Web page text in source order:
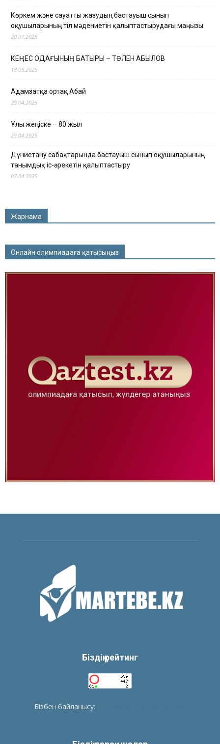
Көркем және сауатты жазудың бастауыш сынып
оқушыларының тіл мәдениетін қалыптастырудағы маңызы
20.07.2025
КЕҢЕС ОДАҒЫНЫҢ БАТЫРЫ – ТӨЛЕН ҚАБЫЛОВ
18.05.2025
Адамзатқа ортақ Абай
29.04.2025
Ұлы жеңіске – 80 жыл
29.04.2025
Дүниетану сабақтарында бастауыш сынып оқушыларының
танымдық іс-әрекетін қалыптастыру
07.04.2025
Жарнама
Онлайн олимпиадаға қатысыңыз
Біздің рейтинг
Бізбен байланысу: